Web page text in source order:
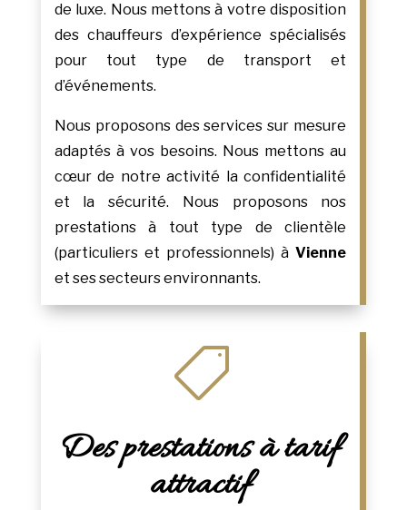
de luxe. Nous mettons à votre disposition
des chauffeurs d’expérience spécialisés
pour tout type de transport et
d’événements.
Nous proposons des services sur mesure
adaptés à vos besoins. Nous mettons au
cœur de notre activité la confidentialité
et la sécurité. Nous proposons nos
prestations à tout type de clientèle
(particuliers et professionnels) àVienne
et ses secteurs environnants.

Des prestations à tarif
attractif